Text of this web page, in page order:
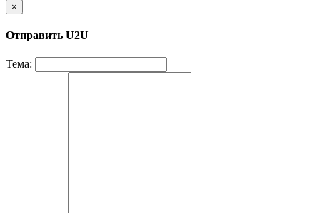
×
Отправить U2U
Тема: